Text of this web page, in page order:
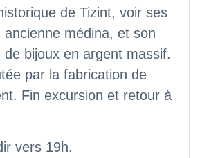
de Tizint, voir ses
médina, et son
bijoux en argent massif.
par la fabrication de
Fin excursion et retour à
vers 19h.